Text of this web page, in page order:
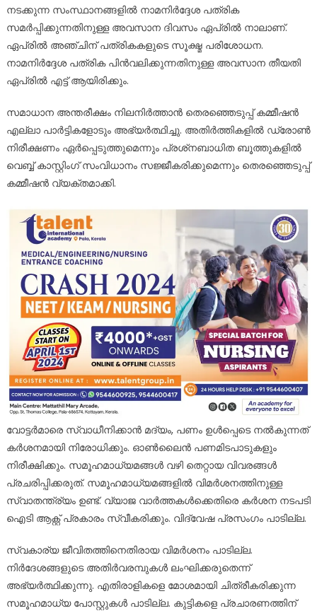
നടക്കുന്ന സംസ്ഥാനങ്ങളിൽ നാമനിർദ്ദേശ പത്രിക
സമർപ്പിക്കുന്നതിനുള്ള അവസാന ദിവസം ഏപ്രിൽ നാലാണ്.
ഏപ്രിൽ അഞ്ചിന് ‌പത്രികകളുടെ സൂക്ഷ്മ പരിശോധന.
നാമനിർദ്ദേശ പത്രിക പിൻവലിക്കുന്നതിനുള്ള അവസാന തീയതി
ഏപ്രിൽ എട്ട് ആയിരിക്കും.
സമാധാന അന്തരീക്ഷം നിലനിർത്താൻ തെരഞ്ഞെടുപ്പ് കമ്മീഷൻ
എല്ലാ പാർട്ടികളോടും അഭ്യർത്ഥിച്ചു. അതിർത്തികളിൽ ഡ്രോൺ
നിരീക്ഷണം ഏർപ്പെടുത്തുമെന്നും പ്രശ്‌നബാധിത ബൂത്തുകളിൽ
വെബ്ബ് കാസ്റ്റിംഗ് സംവിധാനം സജ്ജീകരിക്കുമെന്നും തെരഞ്ഞെടുപ്പ്
കമ്മീഷൻ വ്യക്തമാക്കി.
വോട്ടർമാരെ സ്വാധീനിക്കാൻ മദ്യം, പണം ഉൾപ്പെടെ നൽകുന്നത്
കർശനമായി നിരോധിക്കും. ഓൺലൈൻ പണമിടപാടുകളും
നിരീക്ഷിക്കും. സമൂഹമാധ്യമങ്ങൾ വഴി തെറ്റായ വിവരങ്ങൾ
പ്രചരിപ്പിക്കരുത്. സമൂഹമാധ്യമങ്ങളിൽ വിമർശനത്തിനുള്ള
സ്വാതന്ത്ര്യം ഉണ്ട്. വ്യാജ വാർത്തകൾക്കെതിരെ കർശന നടപടി
ഐടി ആക്റ്റ് പ്രകാരം സ്വീകരിക്കും. വിദ്വേഷ പ്രസംഗം പാടില്ല.
സ്വകാര്യ ജീവിതത്തിനെതിരായ വിമർശനം പാടില്ല.
നിർദേശങ്ങളുടെ അതിർവരമ്പുകൾ ലംഘിക്കരുതെന്ന്
അഭ്യർത്ഥിക്കുന്നു. എതിരാളികളെ മോശമായി ചിത്രീകരിക്കുന്ന
സമൂഹമാധ്യ പോസ്റ്റുകൾ പാടില്ല. കുട്ടികളെ പ്രചാരണത്തിന്